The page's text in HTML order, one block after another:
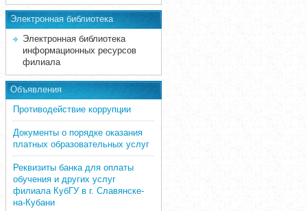
Электронная библиотека
Электронная библиотека
информационных ресурсов
филиала
Объявления
Противодействие коррупции
Документы о порядке оказания
платных образовательных услуг
Реквизиты банка для оплаты
обучения и других услуг
филиала КубГУ в г. Славянске-
на-Кубани